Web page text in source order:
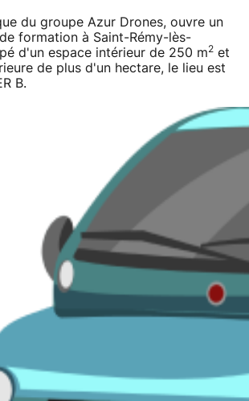
du groupe Azur Drones, ouvre un
formation à Saint-Rémy-lès-
d'un espace intérieur de 250 m2 et
de plus d'un hectare, le lieu est
B.